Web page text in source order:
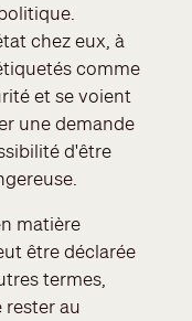
chez eux, à
comme
et se voient
une demande
d'être
matière
être déclarée
termes,
rester au